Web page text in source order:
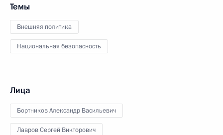
Темы
Внешняя политика
Национальная безопасность
Лица
Бортников Александр Васильевич
Лавров Сергей Викторович